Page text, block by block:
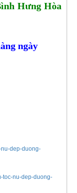
Hưng Hòa
ngày
nu-dep-duong-
toc-nu-dep-duong-